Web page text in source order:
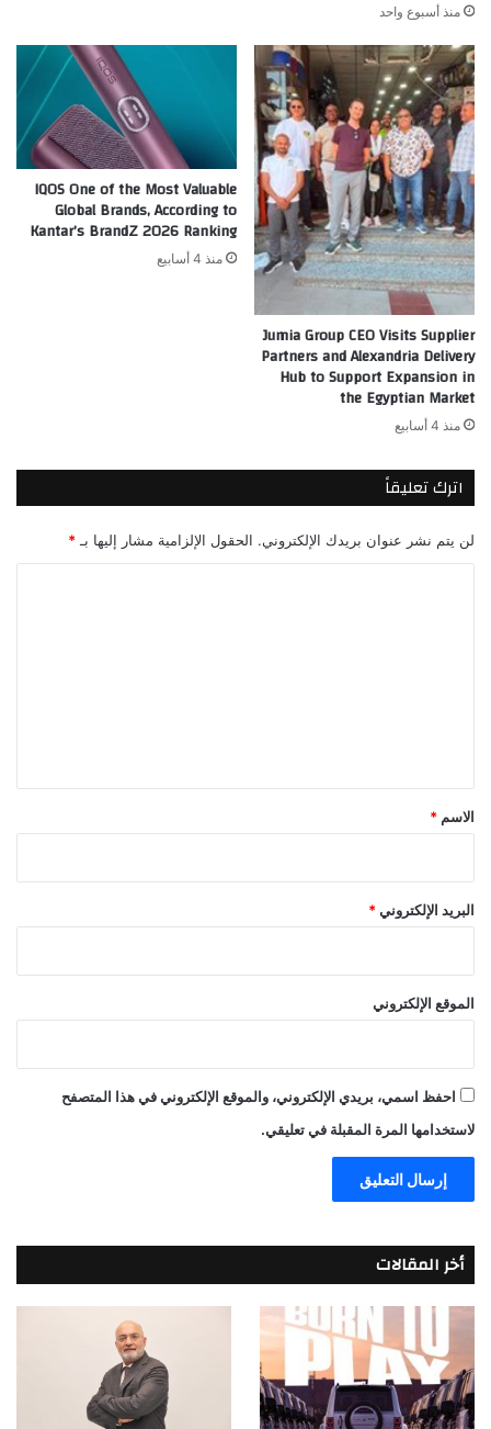
منذ أسبوع واحد
Jumia Group CEO Visits Supplier
Partners and Alexandria Delivery
Hub to Support Expansion in
the Egyptian Market
منذ 4 أسابيع
IQOS One of the Most Valuable
Global Brands, According to
Kantar’s BrandZ 2026 Ranking
منذ 4 أسابيع
اترك تعليقاً
لن يتم نشر عنوان بريدك الإلكتروني. الحقول الإلزامية مشار إليها بـ *
*
الاسم *
البريد الإلكتروني *
الموقع الإلكتروني
احفظ اسمي، بريدي الإلكتروني، والموقع الإلكتروني في هذا المتصفح
لاستخدامها المرة المقبلة في تعليقي.
أخر المقالات